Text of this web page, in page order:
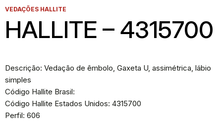
VEDAÇÕES HALLITE
HALLITE – 4315700
Descrição: Vedação de êmbolo, Gaxeta U, assimétrica, lábio
simples
Código Hallite Brasil:
Código Hallite Estados Unidos: 4315700
Perfil: 606